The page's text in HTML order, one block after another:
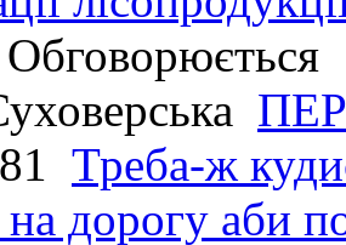
Обговорюється
Треба-ж
дорогу аби